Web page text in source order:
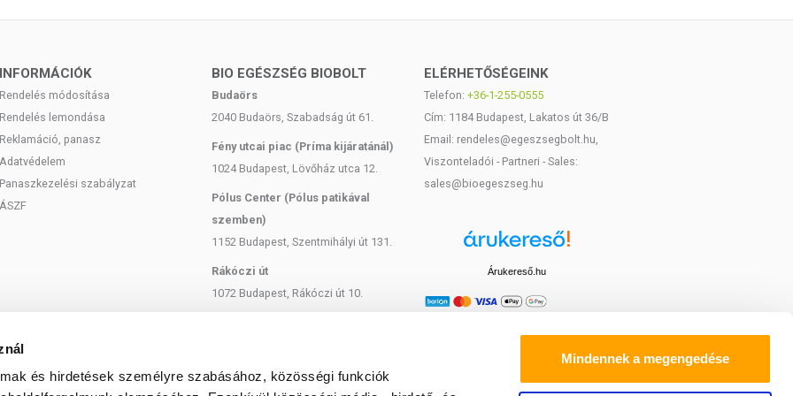
és hirdetések személyre szabásához, közösségi funkciók
Mindennek a megengedése
bőrápoló "csodaszer", tele hatóanyagokkal
regenerálódását
INFORMÁCIÓK
Rendelés módosítása
Rendelés lemondása
Reklamáció, panasz
Adatvédelem
Panaszkezelési szabályzat
ÁSZF
BIO EGÉSZSÉG BIOBOLT
Budaörs
2040 Budaörs, Szabadság út 61.
Fény utcai piac (Príma kijáratánál)
1024 Budapest, Lövőház utca 12.
Pólus Center (Pólus patikával
szemben)
1152 Budapest, Szentmihályi út 131.
Rákóczi út
1072 Budapest, Rákóczi út 10.
ELÉRHETŐSÉGEINK
Telefon: +36-1-255-0555
Cím: 1184 Budapest, Lakatos út 36/B
Email: rendeles@egeszsegbolt.hu,
Viszonteladói - Partneri - Sales:
sales@bioegeszseg.hu
Árukereső.hu